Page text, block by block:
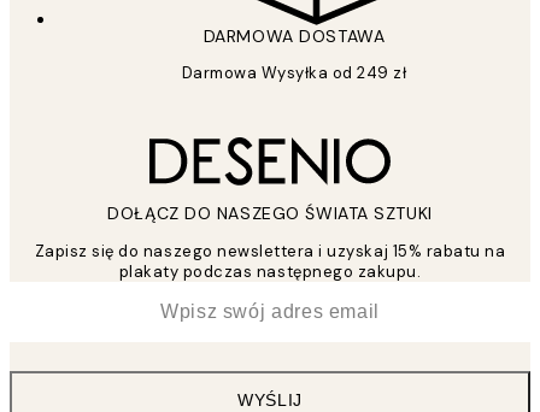
DARMOWA DOSTAWA
Darmowa Wysyłka od 249 zł
DOŁĄCZ DO NASZEGO ŚWIATA SZTUKI
Zapisz się do naszego newslettera i uzyskaj 15% rabatu na
plakaty podczas następnego zakupu.
WYŚLIJ